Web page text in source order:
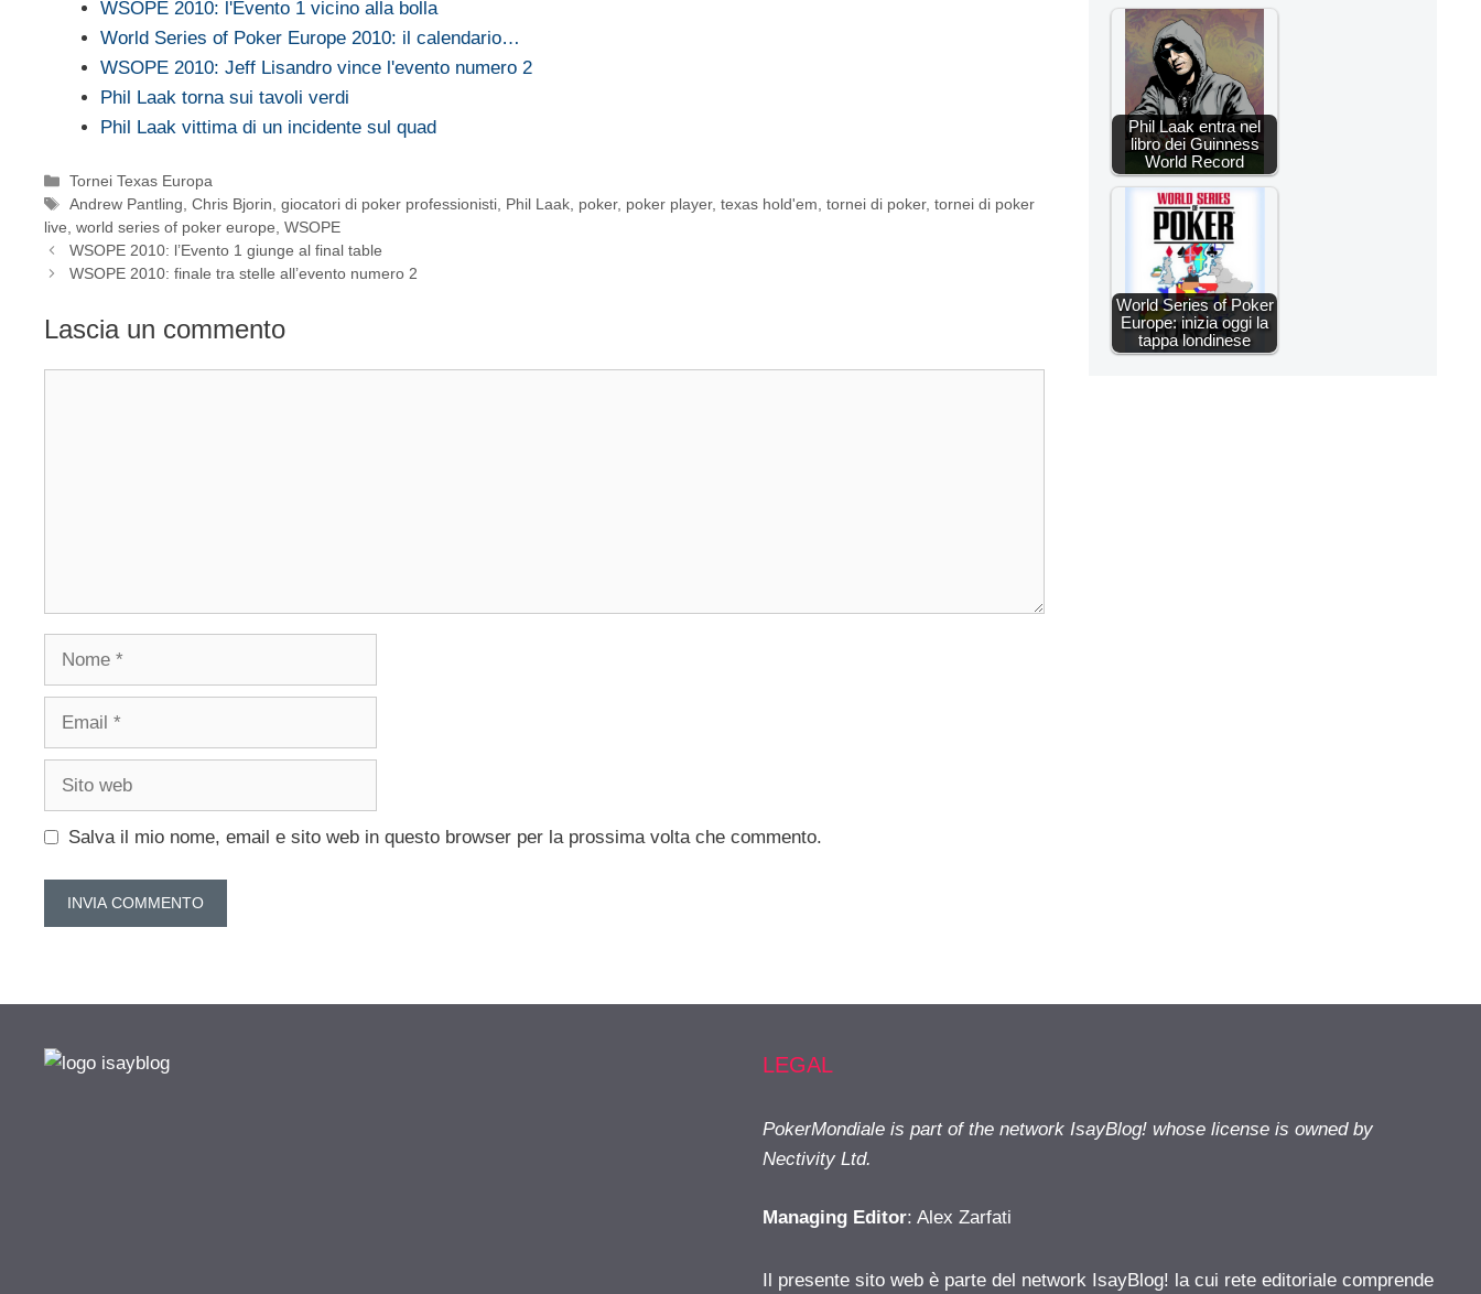
WSOPE 2010: l'Evento 1 vicino alla bolla
World Series of Poker Europe 2010: il calendario…
WSOPE 2010: Jeff Lisandro vince l'evento numero 2
Phil Laak torna sui tavoli verdi
Phil Laak vittima di un incidente sul quad
Categorie
Tornei Texas Europa
Tag
Andrew Pantling,Chris Bjorin,giocatori di poker professionisti, Phil Laak, poker, poker player,texas hold'em,tornei di poker,tornei di poker
live, world series of poker europe, WSOPE
WSOPE 2010: l’Evento 1 giunge al final table
WSOPE 2010: finale tra stelle all’evento numero 2
Lascia un commento
Salva il mio nome, email e sito web in questo browser per la prossima volta che commento.
Phil Laak entra nel
libro dei Guinness
World Record
World Series of Poker
Europe: inizia oggi la
tappa londinese
LEGAL
PokerMondiale is part of the network IsayBlog! whose license is owned by
Nectivity Ltd.
Managing Editor: Alex Zarfati
Il presente sito web è parte del network IsayBlog! la cui rete editoriale comprende